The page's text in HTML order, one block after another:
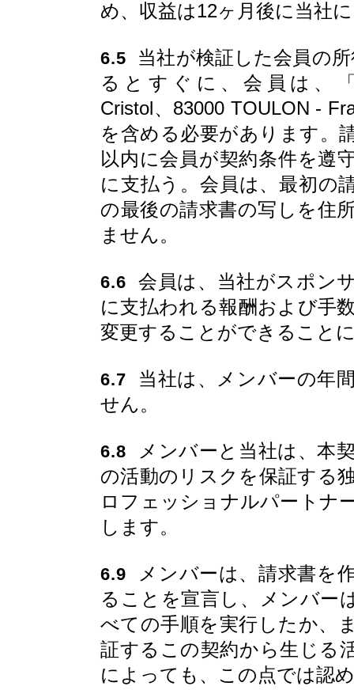
め、収益は12ヶ月後に当社
6.5 当社が検証した会員の
るとすぐに、会員は、「
Cristol、83000 TOULON -
を含める必要があります。
以内に会員が契約条件を遵
に支払う。会員は、最初の
の最後の請求書の写しを住
ません。
6.6 会員は、当社がスポン
に支払われる報酬および手
変更することができること
6.7 当社は、メンバーの年
せん。
6.8 メンバーと当社は、本
の活動のリスクを保証する
ロフェッショナルパートナ
します。
6.9 メンバーは、請求書を
ることを宣言し、メンバー
べての手順を実行したか、
証するこの契約から生じる
によっても、この点では認